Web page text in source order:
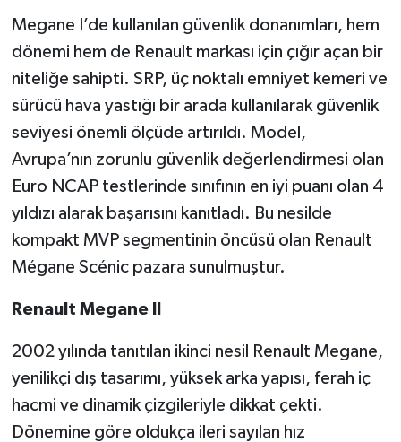
Megane I’de kullanılan güvenlik donanımları, hem
dönemi hem de Renault markası için çığır açan bir
niteliğe sahipti. SRP, üç noktalı emniyet kemeri ve
sürücü hava yastığı bir arada kullanılarak güvenlik
seviyesi önemli ölçüde artırıldı. Model,
Avrupa’nın zorunlu güvenlik değerlendirmesi olan
Euro NCAP testlerinde sınıfının en iyi puanı olan 4
yıldızı alarak başarısını kanıtladı. Bu nesilde
kompakt MVP segmentinin öncüsü olan Renault
Mégane Scénic pazara sunulmuştur.
Renault Megane II
2002 yılında tanıtılan ikinci nesil Renault Megane,
yenilikçi dış tasarımı, yüksek arka yapısı, ferah iç
hacmi ve dinamik çizgileriyle dikkat çekti.
Dönemine göre oldukça ileri sayılan hız